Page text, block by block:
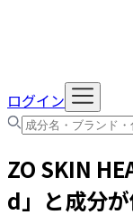
ログイン
ZO SKIN
d 」と成分